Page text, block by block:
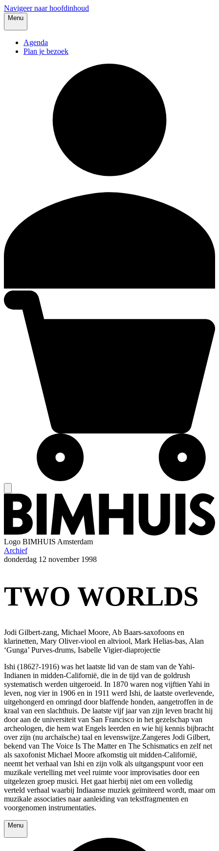
Navigeer naar hoofdinhoud
Menu
Agenda
Plan je bezoek
Logo BIMHUIS Amsterdam
Archief
donderdag 12 november 1998
TWO WORLDS
Jodi Gilbert-zang, Michael Moore, Ab Baars-saxofoons en
klarinetten, Mary Oliver-viool en altviool, Mark Helias-bas, Alan
‘Gunga’ Purves-drums, Isabelle Vigier-diaprojectie
Ishi (1862?-1916) was het laatste lid van de stam van de Yahi-
Indianen in midden-Californië, die in de tijd van de goldrush
systematisch werden uitgeroeid. In 1870 waren nog vijftien Yahi in
leven, nog vier in 1906 en in 1911 werd Ishi, de laatste overlevende,
uitgehongerd en omringd door blaffende honden, aangetroffen in de
kraal van een slachthuis. De laatste vijf jaar van zijn leven bracht hij
door aan de universiteit van San Francisco in het gezelschap van
archeologen, die hem wat Engels leerden en wie hij kennis bijbracht
over zijn (nu archaïsche) taal en levenswijze.Zangeres Jodi Gilbert,
bekend van The Voice Is The Matter en The Schismatics en zelf net
als saxofonist Michael Moore afkomstig uit midden-Californië,
neemt het verhaal van Ishi en zijn volk als uitgangspunt voor een
muzikale vertelling met veel ruimte voor improvisaties door een
uitgelezen groep musici. Het gaat hierbij niet om een volledig
verteld verhaal waarbij Indiaanse muziek geïmiteerd wordt, maar om
muzikale associaties naar aanleiding van tekstfragmenten en
voorgenomen instrumentaties.
Menu